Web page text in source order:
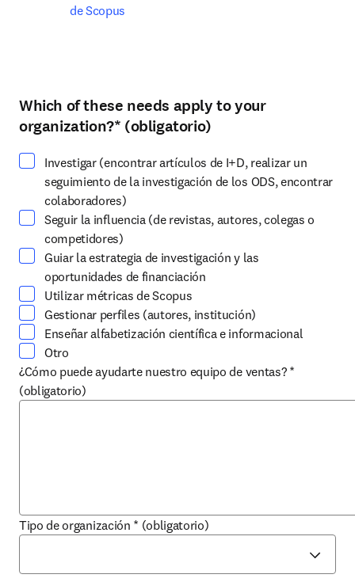
de Scopus
Seleccione al menos una opción
Which of these needs apply to your
organization?* (obligatorio)
Investigar (encontrar artículos de I+D, realizar un
seguimiento de la investigación de los ODS, encontrar
colaboradores)
Seguir la influencia (de revistas, autores, colegas o
competidores)
Guiar la estrategia de investigación y las
oportunidades de financiación
Utilizar métricas de Scopus
Gestionar perfiles (autores, institución)
Enseñar alfabetización científica e informacional
Otro
¿Cómo puede ayudarte nuestro equipo de ventas? *
(obligatorio)
Tipo de organización * (obligatorio)